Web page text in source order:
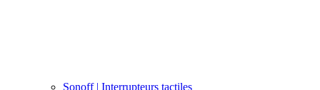
Sonoff | Interrupteurs tactiles